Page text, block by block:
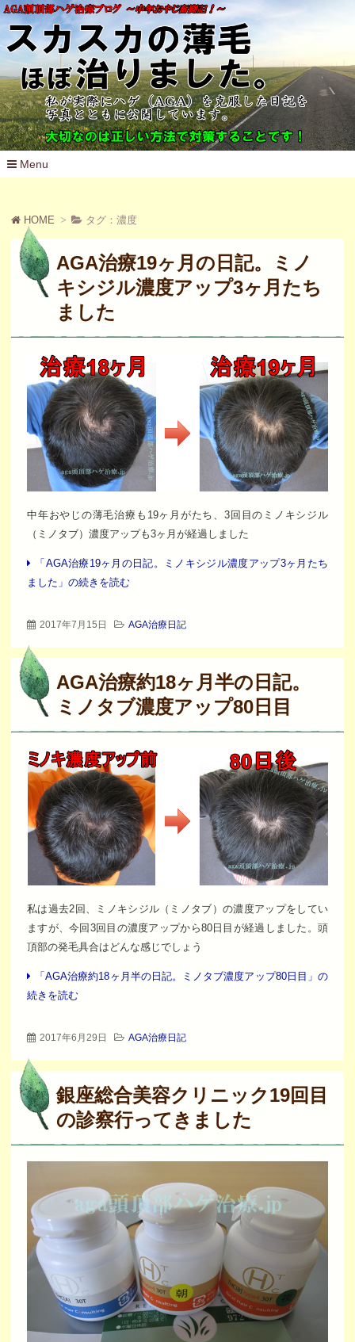
Menu
HOME タグ：濃度
AGA治療19ヶ月の日記。ミノ
キシジル濃度アップ3ヶ月たち
ました
中年おやじの薄毛治療も19ヶ月がたち、3回目のミノキシジル
（ミノタブ）濃度アップも3ヶ月が経過しました
「AGA治療19ヶ月の日記。ミノキシジル濃度アップ3ヶ月たち
ました」の続きを読む
2017年7月15日 AGA治療日記
AGA治療約18ヶ月半の日記。
ミノタブ濃度アップ80日目
私は過去2回、ミノキシジル（ミノタブ）の濃度アップをしてい
ますが、今回3回目の濃度アップから80日目が経過しました。頭
頂部の発毛具合はどんな感じでしょう
「AGA治療約18ヶ月半の日記。ミノタブ濃度アップ80日目」の
続きを読む
2017年6月29日 AGA治療日記
銀座総合美容クリニック19回目
の診察行ってきました